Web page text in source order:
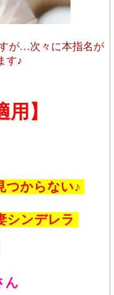
が…次々に本指名が
す♪
用】
つからない♪
シンデレラ
ん